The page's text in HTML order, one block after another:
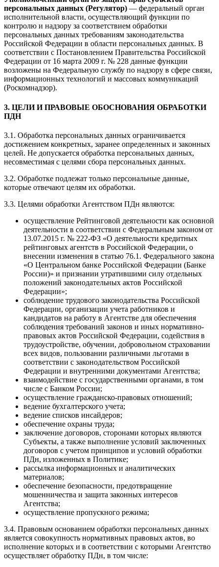
персональных данных (Регулятор) — федеральный орган
исполнительной власти, осуществляющий функции по
контролю и надзору за соответствием обработки
персональных данных требованиям законодательства
Российской Федерации в области персональных данных. В
соответствии с Постановлением Правительства Российской
Федерации от 16 марта 2009 г. № 228 данные функции
возложены на Федеральную службу по надзору в сфере связи,
информационных технологий и массовых коммуникаций
(Роскомнадзор).
3. ЦЕЛИ И ПРАВОВЫЕ ОБОСНОВАНИЯ ОБРАБОТКИ
ПДН
3.1. Обработка персональных данных ограничивается
достижением конкретных, заранее определенных и законных
целей. Не допускается обработка персональных данных,
несовместимая с целями сбора персональных данных.
3.2. Обработке подлежат только персональные данные,
которые отвечают целям их обработки.
3.3. Целями обработки Агентством ПДн являются:
осуществление Рейтинговой деятельности как основной
деятельности в соответствии с Федеральным законом от
13.07.2015 г. № 222-ФЗ «О деятельности кредитных
рейтинговых агентств в Российской Федерации, о
внесении изменения в статью 76.1. Федерального закона
«О Центральном банке Российской Федерации (Банке
России)» и признании утратившими силу отдельных
положений законодательных актов Российской
Федерации»;
соблюдение трудового законодательства Российской
Федерации, организации учета работников и
кандидатов на работу в Агентстве для обеспечения
соблюдения требований законов и иных нормативно-
правовых актов Российской Федерации, содействия в
трудоустройстве, обучении, добровольном страховании
всех видов, пользовании различными льготами в
соответствии с законодательством Российской
Федерации и внутренними документами Агентства;
взаимодействие с государственными органами, в том
числе с Банком России;
осуществление гражданско-правовых отношений;
ведение бухгалтерского учета;
ведение списков инсайдеров;
обеспечение охраны труда;
заключение договоров, сторонами которых являются
Субъекты, а также выполнение условий заключенных
договоров с учетом принципов и условий обработки
ПДн, изложенных в Политике;
рассылка информационных и аналитических
материалов;
обеспечение безопасности, предотвращение
мошенничества и защита законных интересов
Агентства;
осуществление пропускного режима;
3.4. Правовым основанием обработки персональных данных
является совокупность нормативных правовых актов, во
исполнение которых и в соответствии с которыми Агентство
осуществляет обработку ПДн, в том числе: